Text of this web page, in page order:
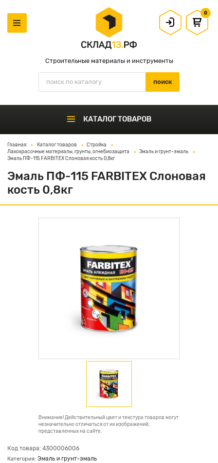
Строительные материалы и инструменты
0
КАТАЛОГ ТОВАРОВ
Главная Каталог товаров
Стройка
Лакокрасочные материалы, грунты, огнебиозащита
Эмаль и грунт-эмаль
Эмаль ПФ-115 FARBITEX Слоновая кость 0,8кг
Эмаль ПФ-115 FARBITEX Слоновая
кость 0,8кг
Внимание! Действительный цвет и текстура товаров могут
незначительно отличаться от их изображений,
представленных на сайте.
Код товара: 4300006006
Категория: Эмаль и грунт-эмаль